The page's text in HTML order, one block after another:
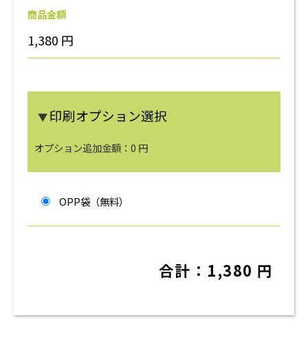
商品金額
1,380 円
▼印刷オプション選択
オプション追加金額： 0 円
OPP袋（無料）
合計： 1,380 円